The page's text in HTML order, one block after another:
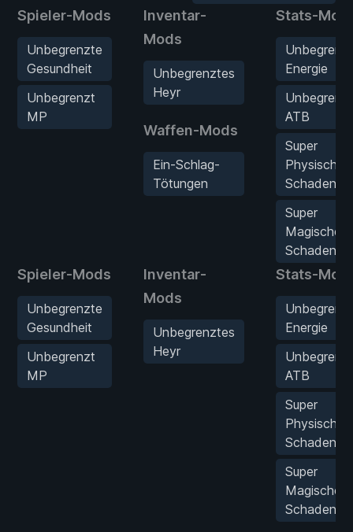
Spieler-Mods
Unbegrenzte
Gesundheit
Unbegrenzt
MP
Inventar-
Mods
Unbegrenztes
Heyr
Waffen-Mods
Ein-Schlag-
Tötungen
Stats-
Energie
Unbegrenzt
ATB
Super
Physischer
Schaden
Super
Magischer
Schaden
Spieler-Mods
Unbegrenzte
Gesundheit
Unbegrenzt
MP
Inventar-
Mods
Unbegrenztes
Heyr
Stats-
Energie
Unbegrenzt
ATB
Super
Physischer
Schaden
Super
Magischer
Schaden